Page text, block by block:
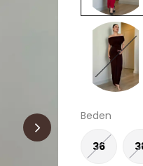
Beden
36